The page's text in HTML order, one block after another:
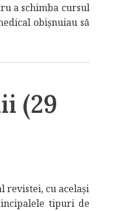
a schimba cursul
obișnuiau să
(29
revistei, cu același
tipuri de